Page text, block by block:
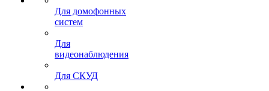
Для домофонных
систем
Для
видеонаблюдения
Для СКУД